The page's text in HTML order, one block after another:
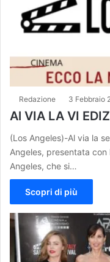
Redazione 3 Febbraio
Al VIA LA VI
(Los Angeles)-Al via la
Angeles, presentata con
Angeles, che si…
Scopri di più